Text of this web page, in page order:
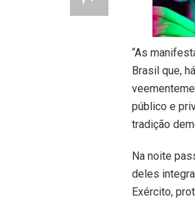
“As
Brasil que,
público e
tradição
Na noite
deles
Exército,